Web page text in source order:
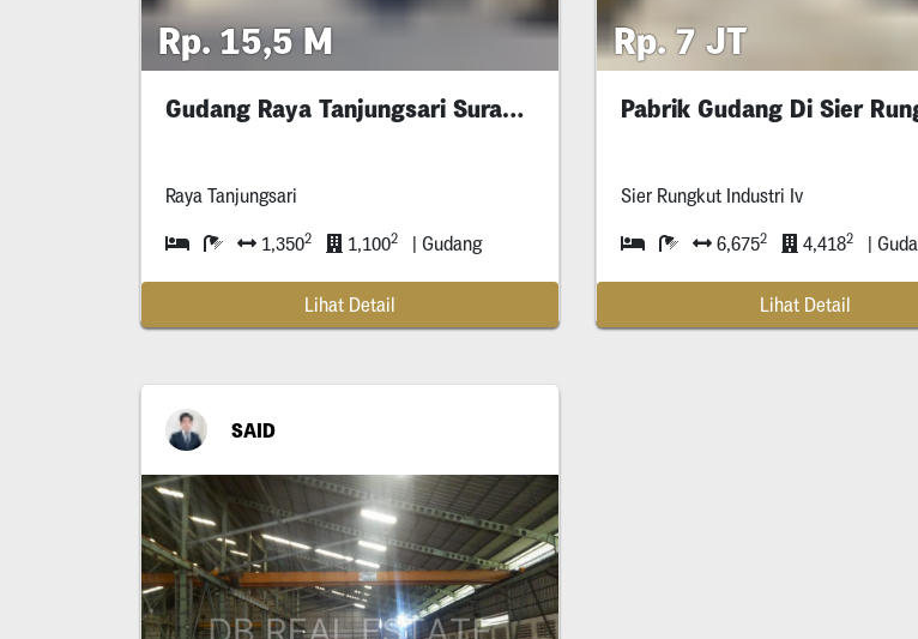
Rp. 15,5 M
Gudang Raya Tanjungsari Surabaya Barat
Raya Tanjungsari
1,3502 1,1002 | Gudang
Lihat Detail
Rp. 7 JT
Sier Rungkut Industri Iv
6,6752 4,4182 |
Lihat Detail
SAID